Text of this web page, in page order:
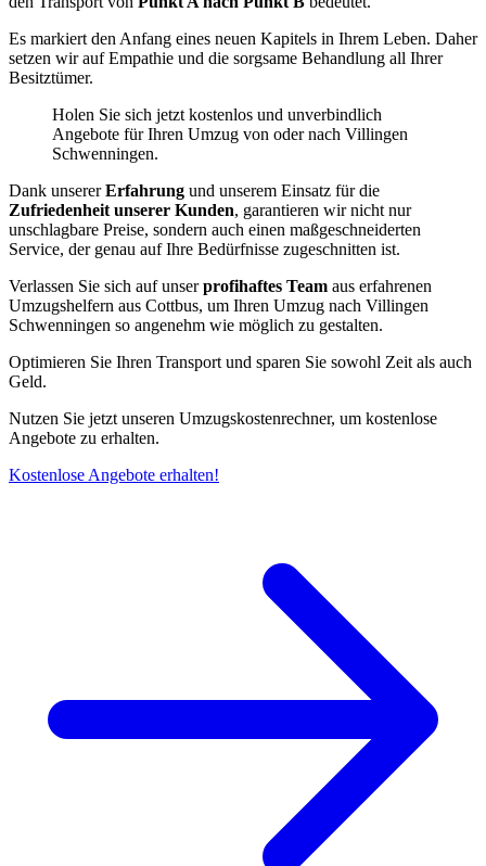
Es markiert den Anfang eines neuen Kapitels in Ihrem Leben. Daher
setzen wir auf Empathie und die sorgsame Behandlung all Ihrer
Besitztümer.
Holen Sie sich jetzt kostenlos und unverbindlich
Angebote für Ihren Umzug von oder nach Villingen
Schwenningen⁠.
Dank unsererErfahrung und unserem Einsatz für die
Zufriedenheit unserer Kunden, garantieren wir nicht nur
unschlagbare Preise, sondern auch einen maßgeschneiderten
Service, der genau auf Ihre Bedürfnisse zugeschnitten ist.
Verlassen Sie sich auf unserprofihaftes Team aus erfahrenen
Umzugshelfern aus Cottbus, um Ihren Umzug nach Villingen
Schwenningen⁠ so angenehm wie möglich zu gestalten.
Optimieren Sie Ihren Transport und sparen Sie sowohl Zeit als auch
Geld.
Nutzen Sie jetzt unseren Umzugskostenrechner, um kostenlose
Angebote zu erhalten.
Kostenlose Angebote erhalten!